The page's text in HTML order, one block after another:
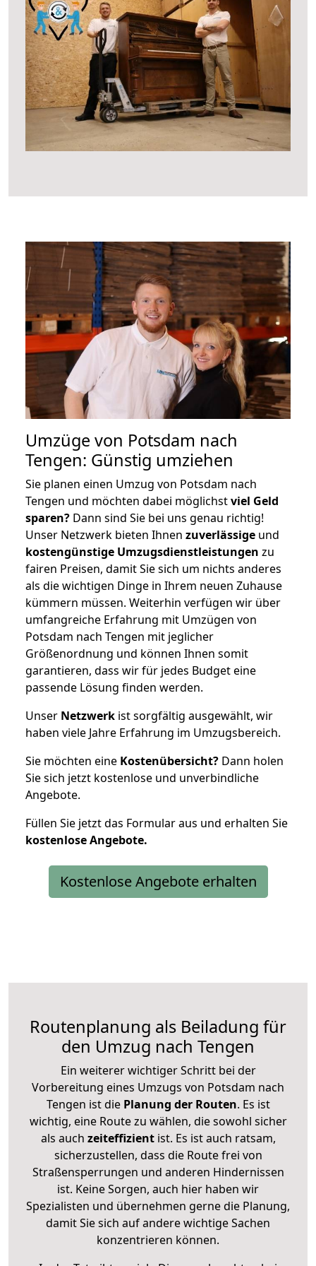
Umzüge von Potsdam nach
Tengen: Günstig umziehen
Sie planen einen Umzug von Potsdam nach
Tengen und möchten dabei möglichstviel Geld
sparen? Dann sind Sie bei uns genau richtig!
Unser Netzwerk bieten Ihnen zuverlässige und
kostengünstige Umzugsdienstleistungen zu
fairen Preisen, damit Sie sich um nichts anderes
als die wichtigen Dinge in Ihrem neuen Zuhause
kümmern müssen. Weiterhin verfügen wir über
umfangreiche Erfahrung mit Umzügen von
Potsdam nach Tengen mit jeglicher
Größenordnung und können Ihnen somit
garantieren, dass wir für jedes Budget eine
passende Lösung finden werden.
Unser Netzwerk ist sorgfältig ausgewählt, wir
haben viele Jahre Erfahrung im Umzugsbereich.
Sie möchten eine Kostenübersicht? Dann holen
Sie sich jetzt kostenlose und unverbindliche
Angebote.
Füllen Sie jetzt das Formular aus und erhalten Sie
kostenloseAngebote.
Kostenlose Angebote erhalten
Routenplanung als Beiladung für
den Umzug nach Tengen
Ein weiterer wichtiger Schritt bei der
Vorbereitung eines Umzugs von Potsdam nach
Tengen ist diePlanung der Routen. Es ist
wichtig, eine Route zu wählen, die sowohl sicher
als auch zeiteffizientist. Es ist auch ratsam,
sicherzustellen, dass die Route frei von
Straßensperrungen und anderen Hindernissen
ist. Keine Sorgen, auch hier haben wir
Spezialisten und übernehmen gerne die Planung,
damit Sie sich auf andere wichtige Sachen
konzentrieren können.